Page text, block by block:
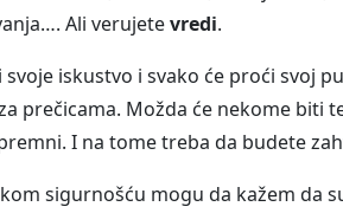
Ali verujetevredi.
iskustvo i svako će proći svoj
prečicama. Možda će nekome biti
I na tome treba da budete
sigurnošću mogu da kažem da